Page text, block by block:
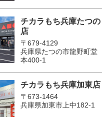
チカラもち兵庫たつの
店
〒679-4129
兵庫県たつの市龍野町堂
本400-1
チカラもち兵庫加東店
〒673-1464
兵庫県加東市上中182-1